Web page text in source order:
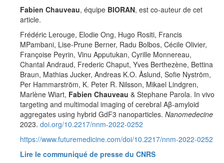
Fabien Chauveau, équipe BIORAN, est co-auteur de cet
article.
Frédéric Lerouge, Elodie Ong, Hugo Rositi, Francis
MPambani, Lise-Prune Berner, Radu Bolbos, Cécile Olivier,
Françoise Peyrin, Vinu Apputukan, Cyrille Monnereau,
Chantal Andraud, Frederic Chaput, Yves Berthezène, Bettina
Braun, Mathias Jucker, Andreas K.O. Åslund, Sofie Nyström,
Per Hammarström, K. Peter R. Nilsson, Mikael Lindgren,
Marlène Wiart, Fabien Chauveau & Stephane Parola. In vivo
targeting and multimodal imaging of cerebral Aβ-amyloid
aggregates using hybrid GdF3 nanoparticles. Nanomedecine
2023. doi.org/10.2217/nnm-2022-0252
https://www.futuremedicine.com/doi/10.2217/nnm-2022-0252
Lire le communiqué de presse du CNRS